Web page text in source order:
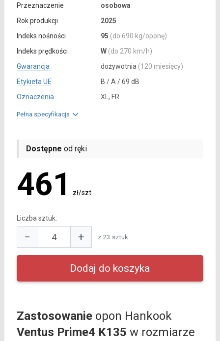
Przeznaczenie
osobowa
Rok produkcji
2025
Indeks nośności
95 (do 690 kg/oponę)
Indeks prędkości
W (do 270 km/h)
Gwarancja
dożywotnia (120 miesięcy)
Etykieta UE
B / A / 69 dB
Oznaczenia
XL, FR
Pełna specyfikacja
Dostępne od ręki
461 zł/szt.
Liczba sztuk:
− + z 23 sztuk
Zastosowanieopon Hankook
Ventus Prime4 K135 w rozmiarze